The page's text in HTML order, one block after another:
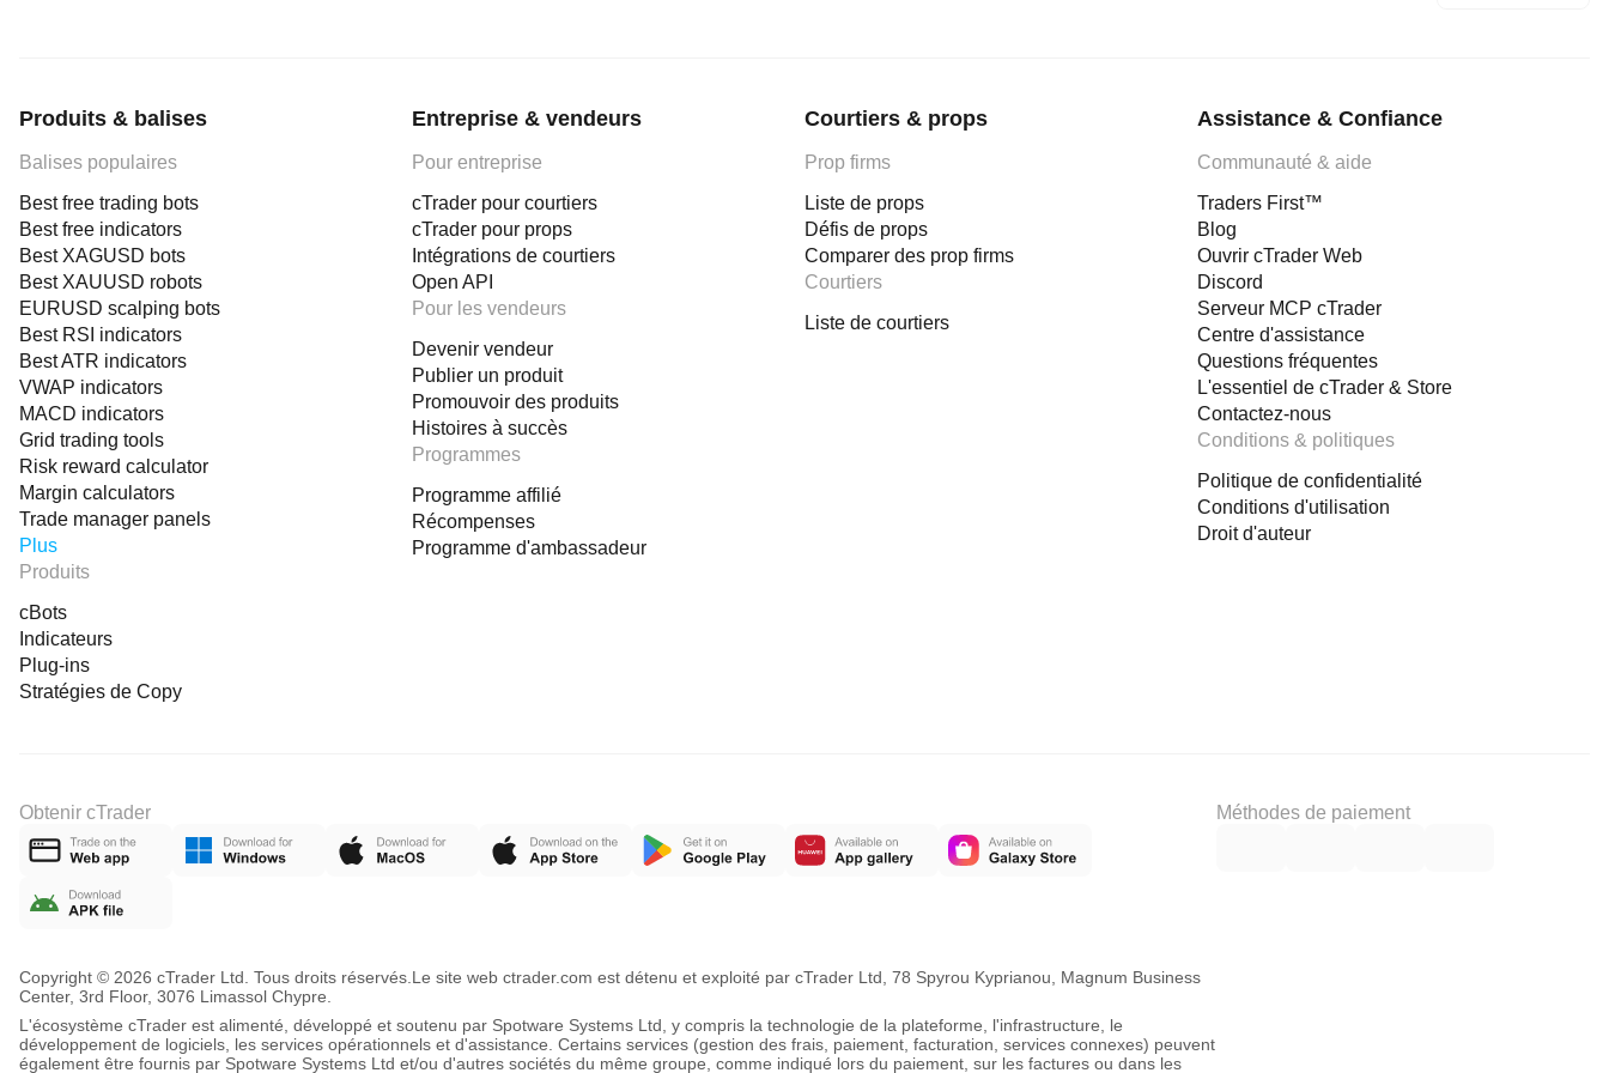
Produits & balises
Balises populaires
Best free trading bots
Best free indicators
Best XAGUSD bots
Best XAUUSD robots
EURUSD scalping bots
Best RSI indicators
Best ATR indicators
VWAP indicators
MACD indicators
Grid trading tools
Risk reward calculator
Margin calculators
Trade manager panels
Plus
Produits
cBots
Indicateurs
Plug-ins
Stratégies de Copy
Entreprise & vendeurs
Pour entreprise
cTrader pour courtiers
cTrader pour props
Intégrations de courtiers
Open API
Pour les vendeurs
Devenir vendeur
Publier un produit
Promouvoir des produits
Histoires à succès
Programmes
Programme affilié
Récompenses
Programme d'ambassadeur
Courtiers & props
Prop firms
Liste de props
Défis de props
Comparer des prop firms
Courtiers
Liste de courtiers
Assistance & Confiance
Communauté & aide
Traders First™
Blog
Ouvrir cTrader Web
Discord
Serveur MCP cTrader
Centre d'assistance
Questions fréquentes
L'essentiel de cTrader & Store
Contactez-nous
Conditions & politiques
Politique de confidentialité
Conditions d'utilisation
Droit d'auteur
Obtenir cTrader Méthodes de paiement
Copyright © 2026 cTrader Ltd. Tous droits réservés. Le site web ctrader.com est détenu et exploité par cTrader Ltd, 78 Spyrou Kyprianou, Magnum Business
Center, 3rd Floor, 3076 Limassol Chypre.
L'écosystème cTrader est alimenté, développé et soutenu par Spotware Systems Ltd, y compris la technologie de la plateforme, l'infrastructure, le
développement de logiciels, les services opérationnels et d'assistance. Certains services (gestion des frais, paiement, facturation, services connexes) peuvent
également être fournis par Spotware Systems Ltd et/ou d'autres sociétés du même groupe, comme indiqué lors du paiement, sur les factures ou dans les